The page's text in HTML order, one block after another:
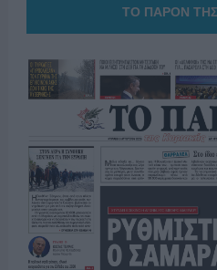
ΤΟ ΠΑΡΟΝ